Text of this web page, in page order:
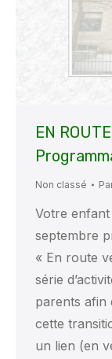
EN
Non classé
Votre enfant
septembre
« En route
série
parents afin
cette
un lien (en